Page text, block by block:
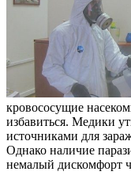
кровососущие
избавиться. Медики
источниками для
Однако наличие
немалый дискомфорт